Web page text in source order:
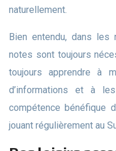
naturellement.
Bien entendu, dans les niveaux de puzzle difficiles, des
notes sont toujours
toujours apprendre à
d’informations et à
compétence bénéfique
jouant régulièrement au